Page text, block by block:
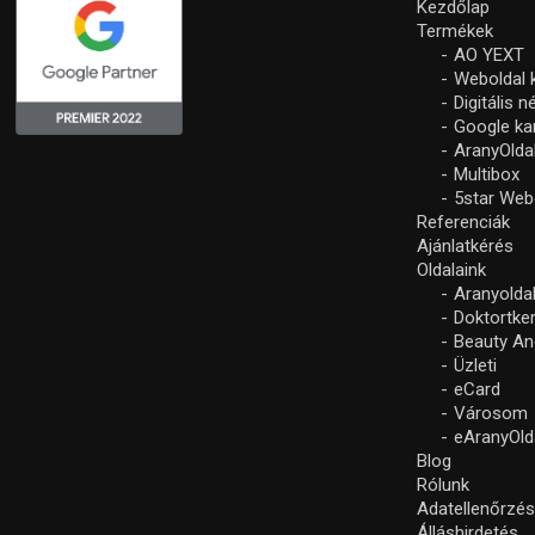
Kezdőlap
Termékek
AO YEXT
Weboldal
Digitális
Google
Multibox
5star
Referenciák
Ajánlatkérés
Oldalaink
Beauty
Üzleti
eCard
Városom
Blog
Rólunk
Adatellenőrzés